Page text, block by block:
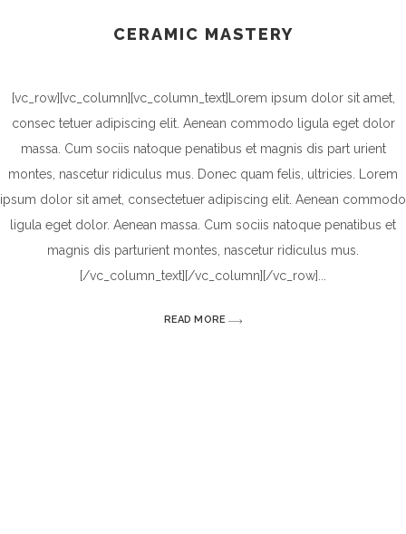
CERAMIC MASTERY
[vc_row][vc_column][vc_column_text]Lorem ipsum dolor sit amet,
consec tetuer adipiscing elit. Aenean commodo ligula eget dolor
massa. Cum sociis natoque penatibus et magnis dis part urient
montes, nascetur ridiculus mus. Donec quam felis, ultricies. Lorem
ipsum dolor sit amet, consectetuer adipiscing elit. Aenean commodo
ligula eget dolor. Aenean massa. Cum sociis natoque penatibus et
magnis dis parturient montes, nascetur ridiculus mus.
[/vc_column_text][/vc_column][/vc_row]
READ MORE